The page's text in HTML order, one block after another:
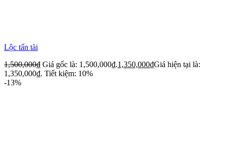
Lộc tấn tài
1,500,000₫ Giá gốc là: 1,500,000₫.1,350,000₫Giá hiện tại là:
1,350,000₫. Tiết kiệm: 10%
-13%